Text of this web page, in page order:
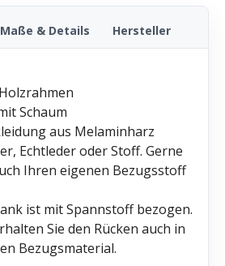
Maße & Details Hersteller
Schaum
aus Melaminharz
Echtleder oder Stoff. Gerne
Ihren eigenen Bezugsstoff
ist mit Spannstoff bezogen.
Sie den Rücken auch in
Bezugsmaterial.